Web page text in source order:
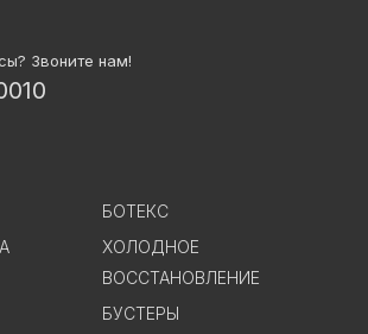
Звоните нам!
БОТЕКС
ХОЛОДНОЕ
ВОССТАНОВЛЕНИЕ
БУСТЕРЫ